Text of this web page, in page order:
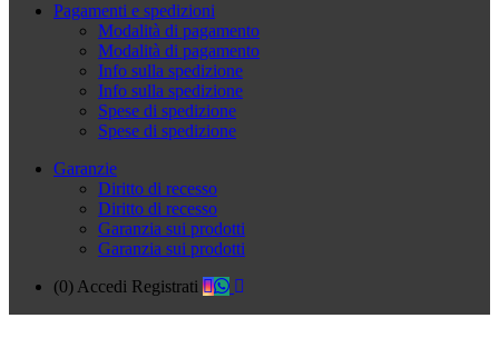
Pagamenti e spedizioni
Modalità di pagamento
Modalità di pagamento
Info sulla spedizione
Info sulla spedizione
Spese di spedizione
Spese di spedizione
Garanzie
Diritto di recesso
Diritto di recesso
Garanzia sui prodotti
Garanzia sui prodotti
(0) Accedi Registrati